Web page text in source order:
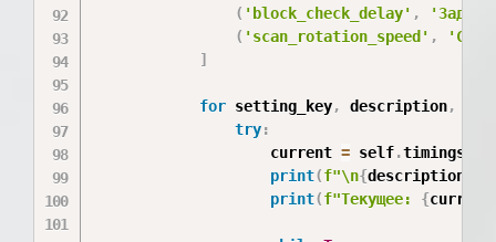
( 'block_check_delay' ,
( 'scan_rotation_speed' ,
]
for setting_key, description,
try:
                    current
= self.timings
print(f"\n{description
print(f"Текущее: {current